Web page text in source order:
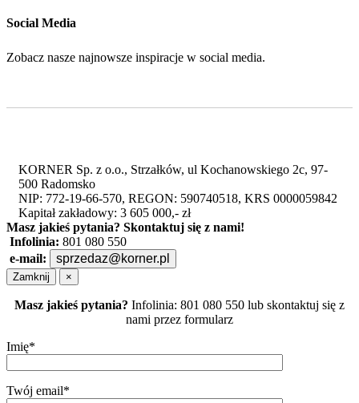
Social Media
Zobacz nasze najnowsze inspiracje w social media.
KORNER Sp. z o.o., Strzałków, ul Kochanowskiego 2c, 97-
500 Radomsko
NIP: 772-19-66-570, REGON: 590740518, KRS 0000059842
Kapitał zakładowy: 3 605 000,- zł
Masz jakieś pytania? Skontaktuj się z nami!
Infolinia: 801 080 550
e-mail:
sprzedaz@korner.pl
Zamknij ×
Masz jakieś pytania? Infolinia: 801 080 550 lub skontaktuj się z
nami przez formularz
Imię*
Twój email*